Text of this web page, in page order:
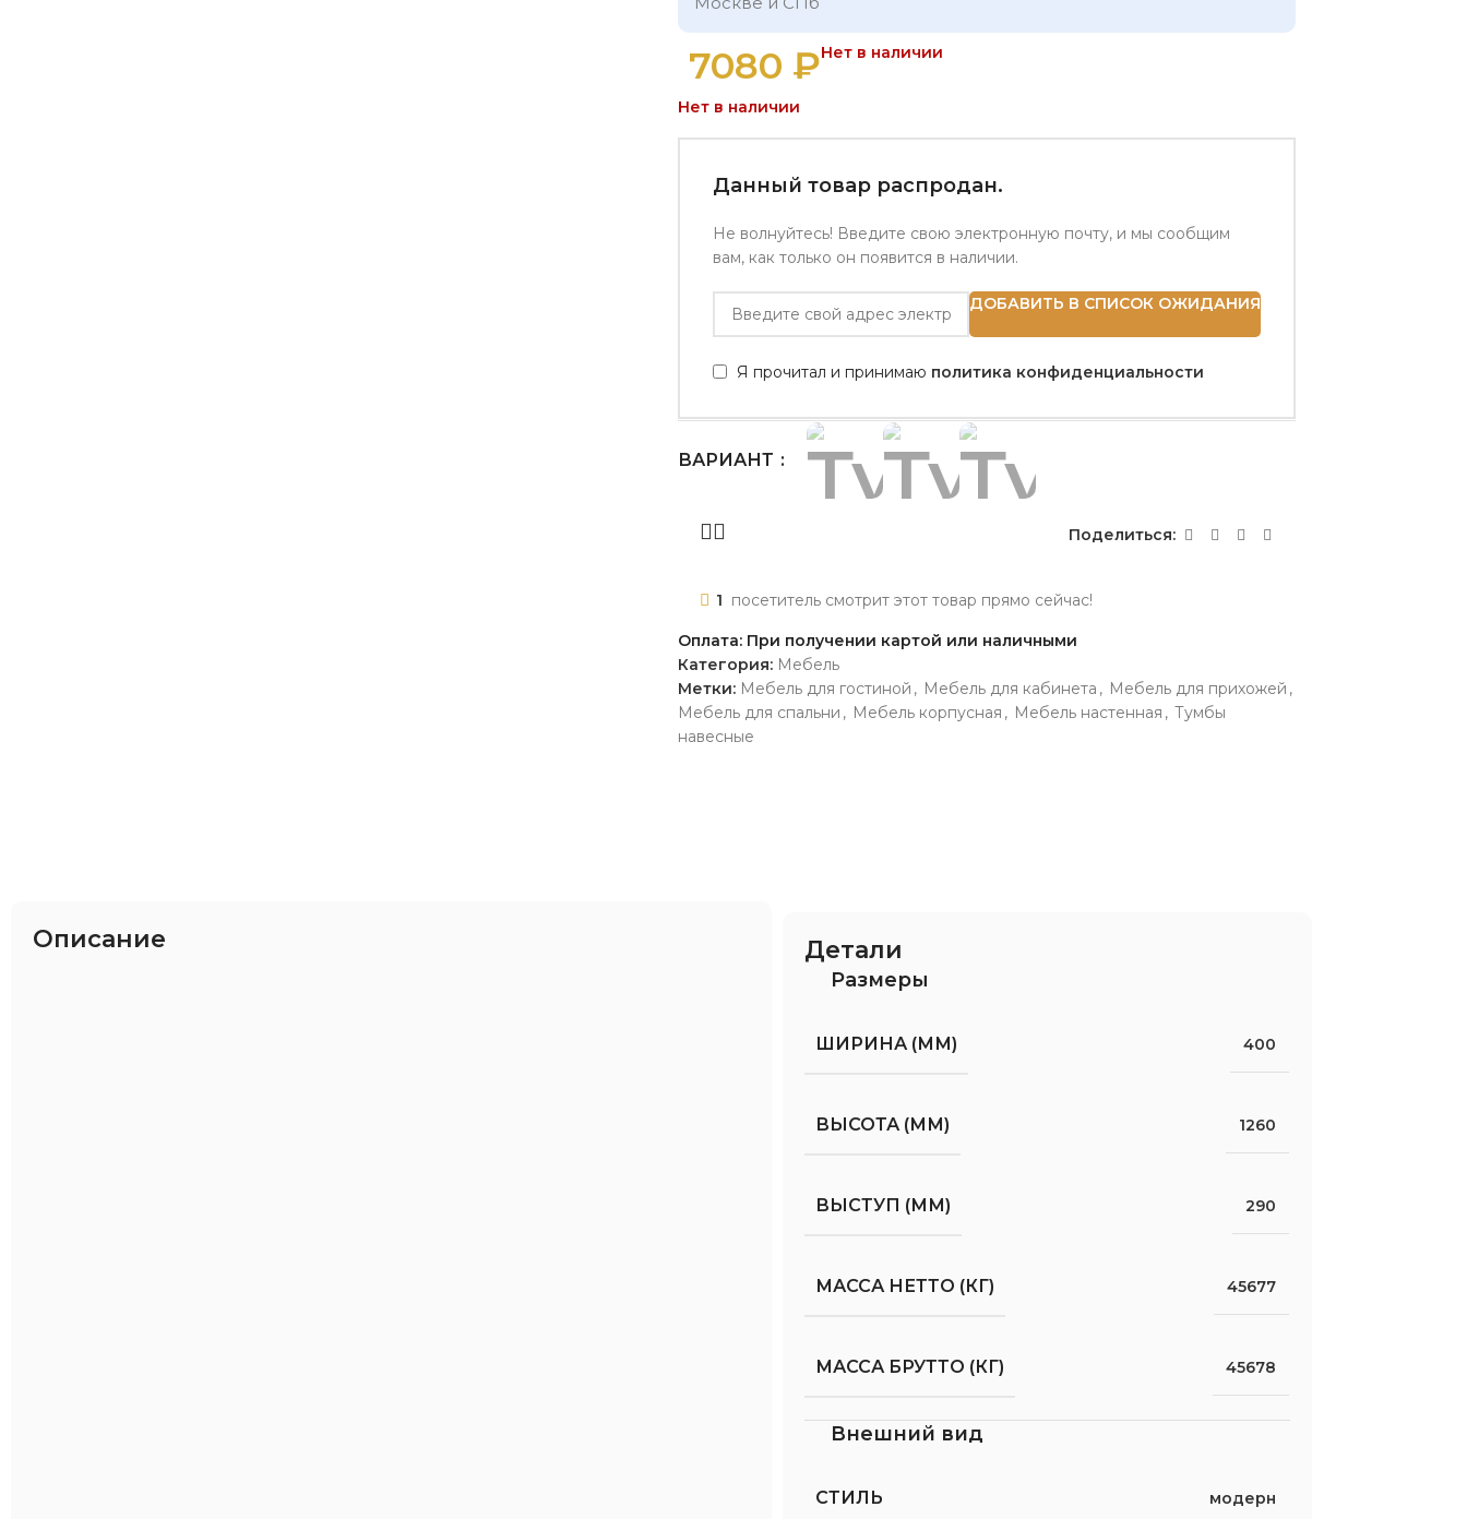
7080 ₽Нет в наличии
Нет в наличии
Данный товар распродан.
Не волнуйтесь! Введите свою электронную почту, и мы сообщим
вам, как только он появится в наличии.
ДОБАВИТЬ В СПИСОК ОЖИДАНИЯ
Я прочитал и принимаю политика конфиденциальности
ВАРИАНТ
Поделиться:
1 посетитель смотрит этот товар прямо сейчас!
Оплата: При получении картой или наличными
Категория: Мебель
Метки: Мебель для гостиной , Мебель для кабинета , Мебель для прихожей ,
Мебель для спальни , Мебель корпусная , Мебель настенная , Тумбы
навесные
Описание Детали
Размеры
ШИРИНА (ММ) 400
ВЫСОТА (ММ) 1260
ВЫСТУП (ММ) 290
МАССА НЕТТО (КГ) 45677
МАССА БРУТТО (КГ) 45678
Внешний вид
СТИЛЬ модерн